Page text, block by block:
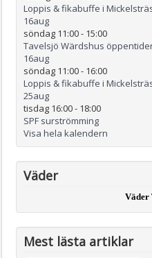
Loppis & fikabuffe i
16aug
söndag 11:00- 15:00
Tavelsjö Wärdshus
16aug
söndag 11:00- 16:00
Loppis & fikabuffe i
25aug
tisdag 16:00- 18:00
SPF surströmming
Visa hela kalendern
Väder
Väder
Mest lästa artiklar